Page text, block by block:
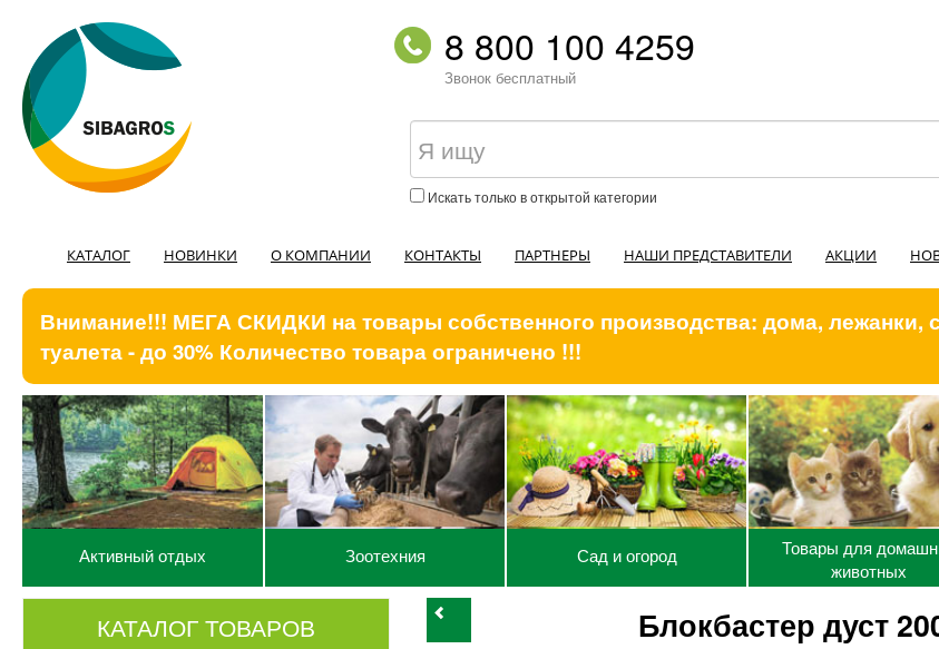
8 800 100 4259
Звонок бесплатный
Искать только в открытой категории
КАТАЛОГ НОВИНКИ О КОМПАНИИ КОНТАКТЫ ПАРТНЕРЫ НАШИ ПРЕДСТАВИТЕЛИ АКЦИИ
Внимание!!! МЕГА СКИДКИ на товары собственного производства: дома, лежанки,
туалета - до 30% Количество товара ограничено !!!
Активный отдых Зоотехния Сад и огород
Товары для
животных
КАТАЛОГ ТОВАРОВ Блокбастер дуст